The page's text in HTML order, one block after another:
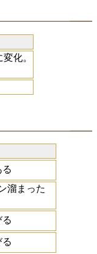
化。
溜まった